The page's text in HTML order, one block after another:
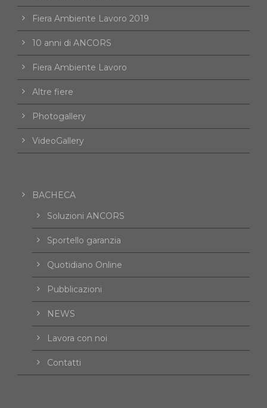
Fiera Ambiente Lavoro 2019
10 anni di ANCORS
Fiera Ambiente Lavoro
Altre fiere
Photogallery
VideoGallery
BACHECA
Soluzioni ANCORS
Sportello garanzia
Quotidiano Online
Pubblicazioni
NEWS
Lavora con noi
Contatti